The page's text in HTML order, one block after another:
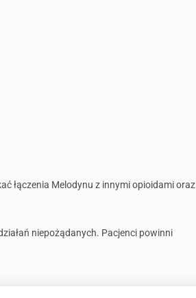
łączenia Melodynu z innymi opioidami oraz
niepożądanych. Pacjenci powinni